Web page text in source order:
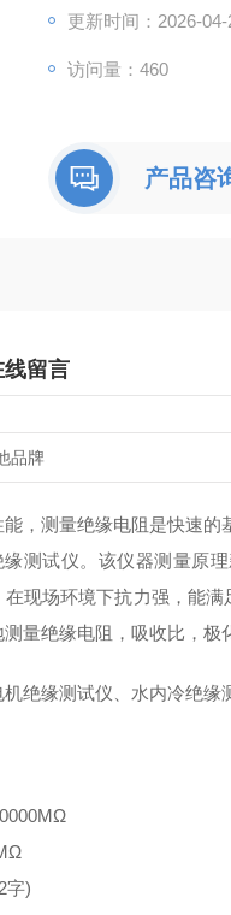
更新时间：2026-04-
访问量：460
产品咨
线留言
品牌
，测量绝缘电阻是快速
缘测试仪。该仪器测量原
现场环境下抗力强，能
量绝缘电阻，吸收比，极
绝缘测试仪、水内冷绝
字)